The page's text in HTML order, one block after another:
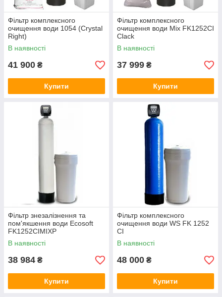
Фільтр комплексного
очищення води 1054 (Crystal
Right)
В наявності
41 900 ₴
Купити
Фільтр комплексного
очищення води Mix FK1252CI
Clack
В наявності
37 999 ₴
Купити
Фільтр знезалізнення та
пом'якшення води Ecosoft
FK1252CIMIXP
В наявності
38 984 ₴
Купити
Фільтр комплексного
очищення води WS FK 1252
CI
В наявності
48 000 ₴
Купити